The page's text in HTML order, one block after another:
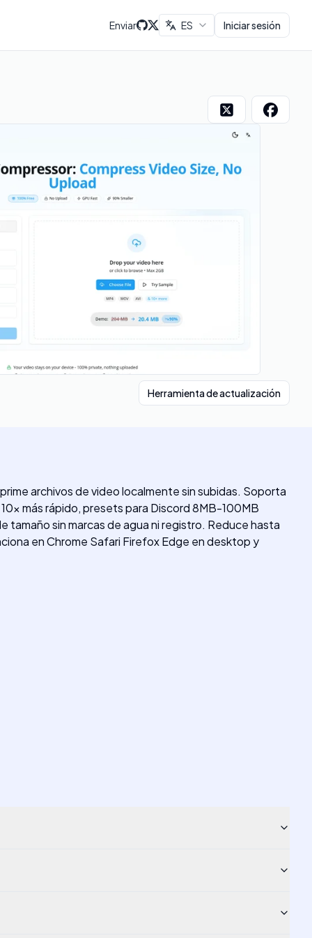
Enviar ES Iniciar sesión
Herramienta de actualización
archivos de video localmente sin subidas. Soporta
más rápido, presets para Discord 8MB-100MB
sin marcas de agua ni registro. Reduce hasta
en Chrome Safari Firefox Edge en desktop y